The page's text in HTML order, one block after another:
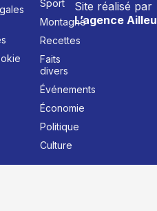
Site réalisé par
L’agence
Sport
Montagne
Recettes
Faits
divers
Événements
Économie
Politique
Culture